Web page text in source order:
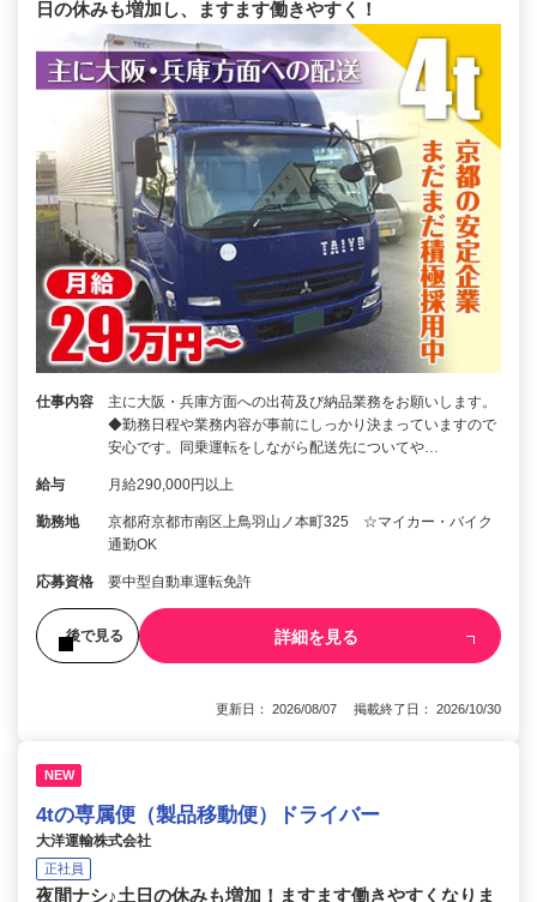
日の休みも増加し、ますます働きやすく！
仕事内容
主に大阪・兵庫方面への出荷及び納品業務をお願いします。
◆勤務日程や業務内容が事前にしっかり決まっていますので
安心です。同乗運転をしながら配送先についてや…
給与 月給290,000円以上
勤務地
京都府京都市南区上鳥羽山ノ本町325 ☆マイカー・バイク
通勤OK
応募資格 要中型自動車運転免許
後で見る 詳細を見る
更新日： 2026/08/07 掲載終了日： 2026/10/30
NEW
4tの専属便（製品移動便）ドライバー
大洋運輸株式会社
正社員
夜間ナシ♪土日の休みも増加！ますます働きやすくなりま